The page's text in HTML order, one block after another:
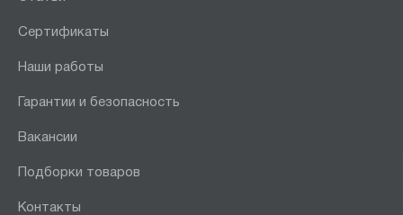
Сертификаты
Наши работы
Гарантии и безопасность
Вакансии
Подборки товаров
Контакты